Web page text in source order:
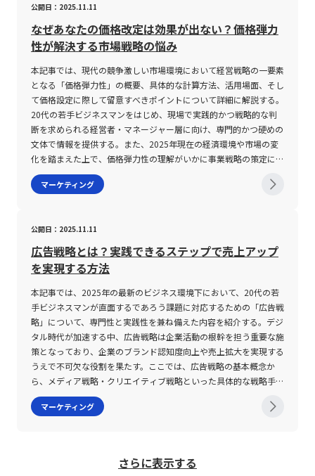
した各概念の理解は、企業のマーケティング戦略や新製品開発、価
格設定において不可欠な要素となる。経済環境が急速に変動する昨
今、現場で働く若手ビジネスマンは、これらの経済学的知識を武器
に、より精度の高い市場分析と戦略的意思決定を行うことが期待さ
れる。今後、技術革新やデジタル経済の発展に伴い、これらの財の
分類や消費者行動のパターンも変化していくと予想されるため、常
に最新の知見とデータに基づいた分析が求められる。このような経
済学の基本概念に精通しておくことは、業界内での競争優位性を確
立する上で大きな資産となるだろう。将来的なビジネス環境の不確
実性に対処するためにも、代替財・補完財・独立財といった基礎的
かつ実践的な知識の定着は、あらゆる企業戦略の土台となる。以
立財の意義とその注意点について解説した。本稿が、若手ビジネス
ではなく、長期的な視座で市場のニーズを捉え、柔軟に戦略を転換
することが求められるでしょう。 また、ロングテール戦略を成功
させるためには、技術面での投資と、それに伴うオペレーション改
善、さらには組織全体での意識改革が不可欠です。効率的な在庫管
理システム、先進的なデータ分析ツール、そして時代の流れに迅速
に対応するための組織体制の整備は、企業が持続的な成長を遂げる
ための基盤となります。 最終的に、ロングテール戦略は、グロー
バル化が進む現代の市場において、ニッチな市場セグメントに向け
た柔軟な対応と、全体の収益構造における安定性という、二点の重
要な要素を兼ね備えています。経営判断において、どの戦略を採用
すべきかについては、企業の事業内容や市場環境、さらには顧客層
ングテール戦略の理解と活用は、今後の経営戦略において不可避の
入に伴う組織体制の変革を正確に把握し、実務レベルで活かせる知
識と視点を持つことが、将来的なキャリア形成において大きな武器
となることでしょう。
ることが企業成功の分岐点となっています。この背景から、PMM
の需要は今後さらに高まることが予想され、特にIT、SaaS、DX推
進など、デジタル変革が鍵となる業界においては、PMMの活躍が
不可欠です。一方で、PMMとして成功するには、マーケティング
の知識やデータ分析能力、迅速な意思決定力、そして部門間の効果
的なコミュニケーションが求められるため、キャリアパスとしての
ハードルも存在します。 未経験者がPMMを目指す場合、まずは中
規模のチームリーダーやプロジェクトマネジメントの役割を経験す
ることで、マネジメント能力を養うことが重要です。さらに、IPA
やPMIといった専門資格の取得により、客観的なスキル証明を行う
ことは、転職市場における競争力を高める上でも有効です。また、
IT業界に特化した転職エージェントのサポートを活用することで、
自身に適した企業や求人情報を得るチャンスが広がります。 全体
ます高まる見通しです。20代の若手ビジネスマンにとっては、早
期にこの分野で経験を積み、マーケティングとマネジメントの両面
でスキルを磨くことが、将来的なキャリアアップおよび高い収入を
実現するための大きな武器になるでしょう。 本記事の内容を参考
に、自己のキャリアプランや転職戦略に役立てていただければ幸い
です。
る点にも注意が必要です。近年ではSEO対策や広告戦略など、マー
ケティングの各手法が充実している一方で、それらだけで市場全体
の動向に即座に対応することは困難となっています。そのため、マ
ーケティング部門から得られるデータや市場分析に基づいて、現場
の営業担当者が柔軟に戦略を修正し、実際の顧客の反応をフィード
バックするプロセスが不可欠です。この情報交換が途絶えると、い
ずれは売上の機会を逸するリスクが高まるため、部門間でのナレッ
ジ共有や定期的な連携ミーティングの開催が推奨されます。 第三
に、セリングを実践するために必要なスキルの向上についても十分
な注意が必要です。現代の営業現場では、単なるトークスクリプト
に頼ったアプローチではなく、課題発見力、ヒアリング力、コミュ
ニケーション力といった基礎的なスキルが要求されます。さらに、
情報収集力やロジカルシンキングといった、データを元にした説得
セリングのような高度な営業手法においては、顧客自身が気づいて
いない潜在的なニーズを引き出し、それに対して適切なソリューシ
ョンを提示するコンサルティング的なアプローチが必要とされ、こ
れは一朝一夕で習得できるものではありません。 また、セリング
の現場では、過去の成功事例や失敗事例に学ぶ姿勢が欠かせませ
ん。具体的には、明確な数値目標を設定し、毎日の業務を振り返る
とともに、上司や同僚とのフィードバックを通じてPDCAサイクル
を回すことが重要です。さらに、定期的な営業研修やセミナーへの
参加によって、業界内の最新の手法やトレンドを取り入れること
で、競合他社との差別化を図ることが求められます。こうした継続
的な学習と実践が、セリングにおいて大きな成果を生む鍵となるの
です。 最後に、セリング戦略を実行する上での組織全体のサポー
ト体制についても注意が必要です。多くの企業では、個々の営業担
全社的なサポート体制が構築されて初めて、各営業担当者が自らの
など、複数の側面からのアプローチが求められている点も注意すべ
きです。 特に、営業活動の強化と顧客との接点を深める取り組み
が、コモディティ化を打破するための鍵となります。 特にデジタ
ルトランスフォーメーション（DX）の進展に伴い、CRMシステム
やデータ分析ツールが広く活用されるようになった現代の企業環境
では、顧客データを活用したターゲットの明確化や、個々のニーズ
に合わせたカスタマイズが、コモディティ化を回避するための有力
な手段として認識されています。 また、SNSやオンラインアンケー
トなどのツールを用いて、顧客のリアルタイムな意見を取り入れ、
製品やサービスの品質向上に生かす取り組みが増加しています。
このような施策により、従来の単一の価格競争から脱却し、付加価
値の高い製品や顧客体験を創出することが可能となっています。
コモディティ化対策に成功した企業の事例 ここでは、コモディテ
Appleの事例です。Appleは、製品の独自性を徹底的に追求し、デ
ザインとユーザーエクスペリエンスの向上に注力しています。
Apple Storeでの顧客との対話や、オンラインでの意見収集を通じ
て、製品開発に顧客の視点を取り入れることで、市場の均質化を防
ぎながらブランドの独自性を確立しています。 次に、カフェ市場
においては、スターバックスが独自のサービス戦略を展開していま
す。 スターバックスは、店内の雰囲気やスタッフの教育体制、さ
らには季節限定メニューなど、顧客体験の向上に重きを置いた戦略
を実施することで、単なるコーヒー提供企業からライフスタイルを
提案するブランドへと転換を果たしています。 さらに、アパレル
市場におけるユニクロの取り組みも注目に値します。 ユニクロは
「LifeWear」のコンセプトの下、シンプルでありながら高品質な製
品をリーズナブルな価格で提供することで、幅広い顧客層に支持を
ザインだけに依存するのではなく、顧客との接点全般にわたる体験
ンフレット、イベントへの参加といった伝統的な手法との融合が、
効果的な販促への鍵となる。さらに、販促戦略の立案においては、
明確な販促活動の目的の設定が不可欠であり、具体的なターゲット
層の特定、予算の算出、実行計画のスケジュール化を行うことが基
本である。目的が明確であれば、どの段階でどの施策を実施する
か、またどのようなデータを収集し評価するかといった、戦略全体
の流れが体系的に整えられる。加えて、販促戦略は消費者視点に立
って構築される必要がある。情報過多の現代において、消費者は多
くの情報に触れる一方で、実際に心を動かす施策は限られている。
よって、消費者のニーズや市場全体の動向、さらには競合他社の戦
略も十分に理解した上で、最適な方法を見極めることが要求され
る。実務上は、STP分析（セグメンテーション、ターゲティング、
ポジショニングの各要素の分析）やPASONAの法則（Problem、
るケースが多い。これにより、戦略の根拠が明示され、実行後の効
果測定や改善策の策定が容易になる。さらに、B to B（企業間取
引）向けの販促戦略においては、消費者向けとは異なるアプローチ
が求められる。企業間取引では、担当者へのパンフレット配布や展
示会での直接対話、プレスリリースなど、複数の接点から関係を深
めていくことが成功の鍵となる。こうした戦略では、信頼性や専門
性を強調するメッセージが重要視されると同時に、各施策が統合的
に機能するような全体像の把握が求められる。 一方で、販促戦略
の策定は一過性のプロジェクトではなく、継続的な改善が必須であ
る。市場環境が絶えず変動する中で、当初設定した戦略がその後も
有効である保証はなく、定期的な効果測定とフィードバックのサイ
クルが欠かせない。これにより、時代のニーズに即した迅速な軌道
修正が可能となり、長期的な競争優位性の確保につながる。特にデ
短期的なキャンペーンに留まらず、自社のブランディングや信頼性
こでは、ブランド連想の明確な定義とともに、その構築過程での留
意事項や、成功事例を交えながら、ブランド戦略の全貌を分かりや
すく紹介していきます。 ブランド連想とは ブランド連想とは、消
費者の記憶の中で特定のブランドに結びつく様々な情報、イメー
ジ、感情、体験が複合的に作用して形成される総体的な概念を指し
ます。具体例として、ハンバーガーチェーンの世界では「マクドナ
ルド」を念頭に連想することが、消費者の購買行動に直接影響を及
ぼす一例と言えます。これは、ブランドの知名度だけでなく、広
告、プロモーション、製品デザイン、さらには企業の歴史や文化が
複合的に作用して形成されるものであり、ブランドイメージとも密
接に関連しています。 ブランド連想には、数多くの要因が絡み合
っています。まず、ブランドのロゴやパッケージデザイン、Webデ
ザインなどのビジュアル要素が強固な記憶を作り出すとともに、提
や、口コミ、SNSなどの情報拡散による影響も、消費者の記憶に大
きく影響します。このような複数の要素が組み合わさることで、消
費者がある状況下で無意識に特定のブランドを思い浮かべる「ブラ
ンド連想」が形成され、ブランドロイヤルティへと結びついていく
のです。 ブランド連想の構築は、単なる知名度向上に留まらず、
消費者の購買行動や企業に対する信頼感の確立に直結します。企業
が提供する商品・サービスの品質向上、洗練されたパッケージデザ
イン、戦略的なWebデザイン、そして一貫性のある企業ブランディ
ングは、ブランド連想を左右する主要な要因として捉えるべきでし
ょう。これらの要素が統合されることで、消費者は製品を手に取る
際に「安心感」や「優れたデザイン」、「革新的技術」などのイメ
ージを自動的に連想し、結果的にそのブランドが選ばれる確率が高
まります。 さらに、ブランド連想は消費者の意思決定を迅速化す
市場での競争が激化している中でも、消費者にとっての第一選択肢
公開日：2025.11.11
なぜあなたの価格改定は効果が出ない？価格弾力
性が解決する市場戦略の悩み
本記事では、現代の競争激しい市場環境において経営戦略の一要素
となる「価格弾力性」の概要、具体的な計算方法、活用場面、そし
て価格設定に際して留意すべきポイントについて詳細に解説する。
20代の若手ビジネスマンをはじめ、現場で実践的かつ戦略的な判
断を求められる経営者・マネージャー層に向け、専門的かつ硬めの
文体で情報を提供する。また、2025年現在の経済環境や市場の変
化を踏まえた上で、価格弾力性の理解がいかに事業戦略の策定に役
立つかについても掘り下げていく。 価格弾力性とは 価格弾力性
は、商品やサービスの価格が変動した際に、需要または供給の変化
定するためのものであり、通常は次の計算式が用いられる。価格弾
力性＝（需要または供給の変化率）÷（価格の変化率）この指標
は、数値が1を超えると需要の変動が大きい（すなわち、弾力性が
高い）状態を示し、1を下回ると需要の変動が小さい（すなわち、
弾力性が低い）ことを意味する。 需要の変化率は、一般に「価格
変更後の販売数量－価格変更前の販売数量」を基に算出し、対象と
なる対象の変化率を求める。一方、価格の変化率は、変更後の価格
と変更前の価格との差額を用いて計算する。これらの計算は原則と
してプラスの絶対値で評価されるため、マイナスの値が出た場合で
も、実務上はその絶対値として解釈される。このように、価格弾力
性は市場の反応を定量的に把握するための有用なツールとして、
様々な業界で活用される。 具体例として、あるコンビニエンスス
トアが定番商品の値段を10%上げた結果、販売数量が4%減少した
ら600円に下げた場合、加入者数が従来の1万人から2万人に増加し
マーケティング
公開日：2025.11.11
広告戦略とは？実践できるステップで売上アップ
を実現する方法
本記事では、2025年の最新のビジネス環境下において、20代の若
手ビジネスマンが直面するであろう課題に対応するための「広告戦
略」について、専門性と実践性を兼ね備えた内容を紹介する。デジ
タル時代が加速する中、広告戦略は企業活動の根幹を担う重要な施
策となっており、企業のブランド認知度向上や売上拡大を実現する
うえで不可欠な役割を果たす。ここでは、広告戦略の基本概念か
ら、メディア戦略・クリエイティブ戦略といった具体的な戦略手
法、さらに広告戦略策定の際に活用すべき各種フレームワーク
（3C分析、SWOT分析、STP分析）に至るまで、体系的かつ実践的
なる広告出稿に留まらず、ターゲット市場の選定、メディアの活
マーケティング
さらに表示する